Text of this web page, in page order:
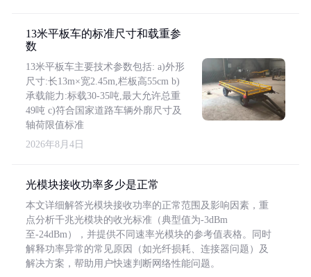
13米平板车的标准尺寸和载重参
数
13米平板车主要技术参数包括: a)外形
尺寸:长13m×宽2.45m,栏板高55cm b)
承载能力:标载30-35吨,最大允许总重
49吨 c)符合国家道路车辆外廓尺寸及
轴荷限值标准
2026年8月4日
光模块接收功率多少是正常
本文详细解答光模块接收功率的正常范围及影响因素，重
点分析千兆光模块的收光标准（典型值为-3dBm
至-24dBm），并提供不同速率光模块的参考值表格。同时
解释功率异常的常见原因（如光纤损耗、连接器问题）及
解决方案，帮助用户快速判断网络性能问题。